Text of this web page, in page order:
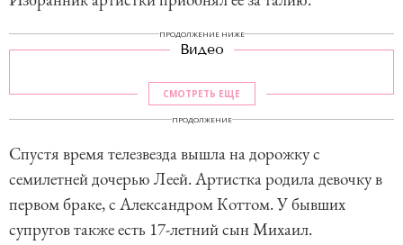
ПРОДОЛЖЕНИЕ НИЖЕ
Видео
СМОТРЕТЬ ЕЩЕ
ПРОДОЛЖЕНИЕ
Спустя время телезвезда вышла на дорожку с
семилетней дочерью Леей. Артистка родила девочку в
первом браке, с Александром Коттом. У бывших
супругов также есть 17-летний сын Михаил.